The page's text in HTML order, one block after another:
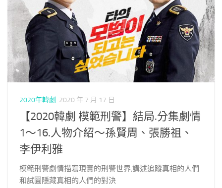
2020年韓劇 2020 年 7 月 17 日
【2020韓劇 模範刑警】結局.分集劇情
1～16.人物介紹～孫賢周、張勝祖、
李伊利雅
模範刑警劇情描寫現實的刑警世界,講述追蹤真相的人們
和試圖隱藏真相的人們的對決